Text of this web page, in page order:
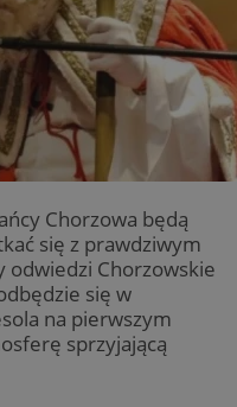
Chorzowa będą
się z prawdziwym
odwiedzi Chorzowskie
się w
na pierwszym
sprzyjającą